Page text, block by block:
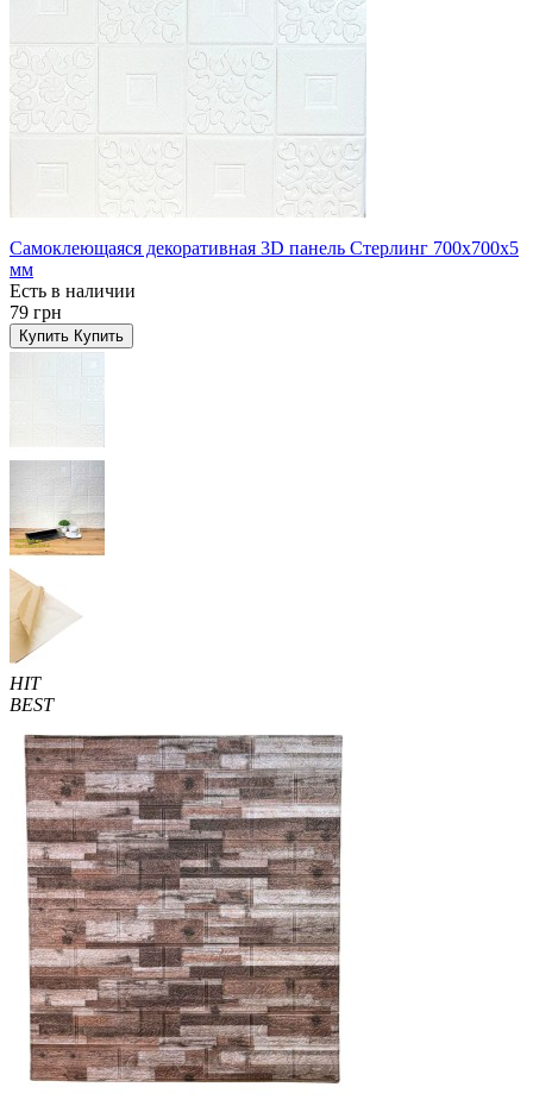
Самоклеющаяся декоративная 3D панель Стерлинг 700x700x5
мм
Есть в наличии
79 грн
Купить Купить
HIT
BEST